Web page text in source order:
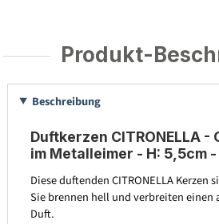
Produkt-
Beschreibung
Duftkerzen CITRONELLA -
im Metalleimer - H: 5,5cm
Diese duftenden CITRONELLA Kerzen
Sie brennen hell und verbreiten einen
Duft.